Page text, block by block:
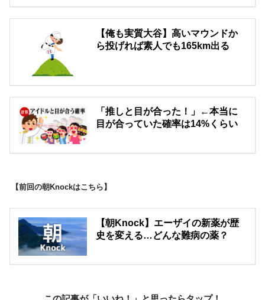
【俺も実質大谷】高いマウンドか
ら投げれば素人でも165km出る
「推しと目が合った！」←本当に
目が合っていた確率は14%くらい
【前回の朝Knockはこちら】
【朝Knock】エーザイの新薬が歴
史を変える…どんな難病の薬？